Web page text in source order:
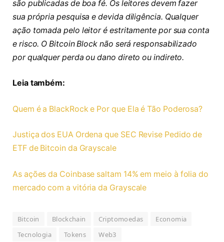
são publicadas de boa fé. Os leitores devem fazer
sua própria pesquisa e devida diligência. Qualquer
ação tomada pelo leitor é estritamente por sua conta
e risco. O Bitcoin Block não será responsabilizado
por qualquer perda ou dano direto ou indireto.
Leia também:
Quem é a BlackRock e Por que Ela é Tão Poderosa?
Justiça dos EUA Ordena que SEC Revise Pedido de
ETF de Bitcoin da Grayscale
As ações da Coinbase saltam 14% em meio à folia do
mercado com a vitória da Grayscale
Bitcoin Blockchain Criptomoedas
Economia
Tecnologia
Tokens Web3